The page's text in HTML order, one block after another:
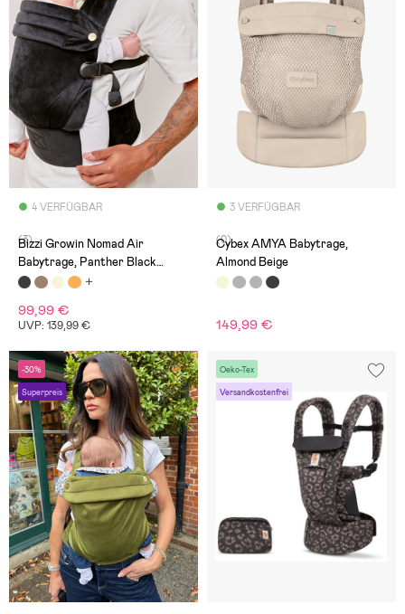
4 VERFÜGBAR
(3)
Bizzi Growin Nomad Air
Babytrage, Panther Black
Velvet
99,99 €
UVP: 139,99 €
3 VERFÜGBAR
(0)
Cybex AMYA Babytrage,
Almond Beige
149,99 €
-30%
Superpreis
Oeko-Tex
Versandkostenfrei